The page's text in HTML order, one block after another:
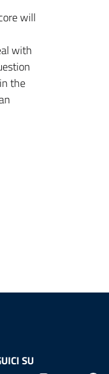
will
with
the
SU